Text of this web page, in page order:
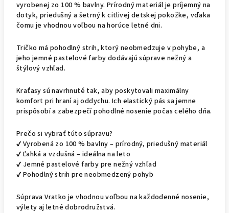
vyrobenej zo 100 % bavlny. Prírodný materiál je príjemný na
dotyk, priedušný a šetrný k citlivej detskej pokožke, vďaka
čomu je vhodnou voľbou na horúce letné dni.
Tričko má pohodlný strih, ktorý neobmedzuje v pohybe, a
jeho jemné pastelové farby dodávajú súprave nežný a
štýlový vzhľad.
Kraťasy sú navrhnuté tak, aby poskytovali maximálny
komfort pri hraní aj oddychu. Ich elastický pás sa jemne
prispôsobí a zabezpečí pohodlné nosenie počas celého dňa.
Prečo si vybrať túto súpravu?
✔ Vyrobená zo 100 % bavlny – prírodný, priedušný materiál
✔ Ľahká a vzdušná – ideálna na leto
✔ Jemné pastelové farby pre nežný vzhľad
✔ Pohodlný strih pre neobmedzený pohyb
Súprava Vratko je vhodnou voľbou na každodenné nosenie,
výlety aj letné dobrodružstvá.